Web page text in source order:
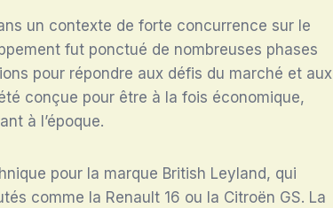
un contexte de forte concurrence sur le
fut ponctué de nombreuses phases
pour répondre aux défis du marché et aux
conçue pour être à la fois économique,
à l’époque.
pour la marque British Leyland, qui
comme la Renault 16 ou la Citroën GS. La